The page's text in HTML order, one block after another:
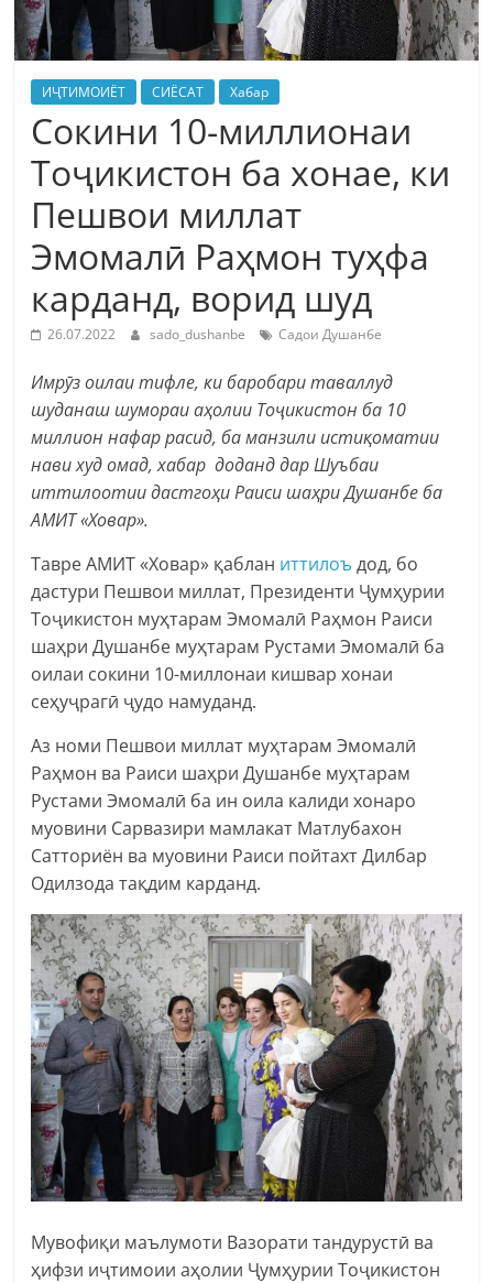
ИҶТИМОИЁТ СИЁСАТ Хабар
Сокини 10-миллионаи
Тоҷикистон ба хонае, ки
Пешвои миллат
Эмомалӣ Раҳмон туҳфа
карданд, ворид шуд
26.07.2022 sado_dushanbe Садои Душанбе
Имрӯз оилаи тифле, ки баробари таваллуд
шуданаш шумораи аҳолии Тоҷикистон ба 10
миллион нафар расид, ба манзили истиқоматии
нави худ омад, хабар доданд дар Шуъбаи
иттилоотии дастгоҳи Раиси шаҳри Душанбе ба
АМИТ «Ховар».
Тавре АМИТ «Ховар» қаблан иттилоъдод, бо
дастури Пешвои миллат, Президенти Ҷумҳурии
Тоҷикистон муҳтарам Эмомалӣ Раҳмон Раиси
шаҳри Душанбе муҳтарам Рустами Эмомалӣ ба
оилаи сокини 10-миллонаи кишвар хонаи
сеҳуҷрагӣ ҷудо намуданд.
Аз номи Пешвои миллат муҳтарам Эмомалӣ
Раҳмон ва Раиси шаҳри Душанбе муҳтарам
Рустами Эмомалӣ ба ин оила калиди хонаро
муовини Сарвазири мамлакат Матлубахон
Сатториён ва муовини Раиси пойтахт Дилбар
Одилзода тақдим карданд.
Мувофиқи маълумоти Вазорати тандурустӣ ва
ҳифзи иҷтимоии аҳолии Ҷумҳурии Тоҷикистон